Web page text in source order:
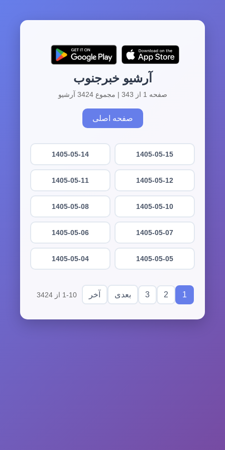
آرشیو خبرجنوب
صفحه 1 از 343 | مجموع 3424 آرشیو
صفحه اصلی
1405-05-15
1405-05-14
1405-05-12
1405-05-11
1405-05-10
1405-05-08
1405-05-07
1405-05-06
1405-05-05
1405-05-04
1
2
3 بعدی آخر 1-10 از 3424